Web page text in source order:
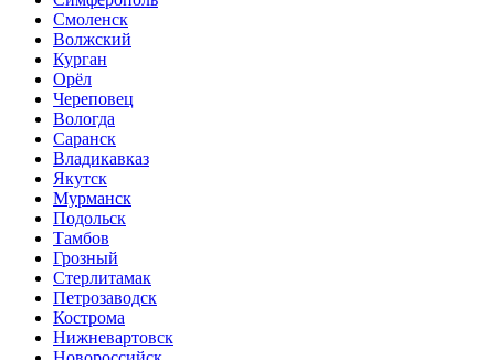
Смоленск
Волжский
Курган
Орёл
Череповец
Вологда
Саранск
Владикавказ
Якутск
Мурманск
Подольск
Тамбов
Грозный
Стерлитамак
Петрозаводск
Кострома
Нижневартовск